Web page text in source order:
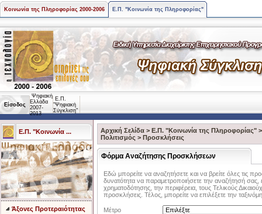
Κοινωνία της Πληροφορίας 2000-2006 Ε.Π. "Κοινωνία της Πληροφορίας"
Είσοδος
Ψηφιακή
Ελλάδα
2007-
2013
Ε.Π.
"Ψηφιακή
Σύγκλιση"
Ε.Π. "Κοινωνία ...
Άξονες Προτεραιότητας
Αρχική Σελίδα > Ε.Π. "Κοινωνία της Πληροφορίας"
Πολιτισμός > Προσκλήσεις
Φόρμα Αναζήτησης Προσκλήσεων
Εδώ μπορείτε να αναζητήσετε και να βρείτε όλες τις
δυνατότητα να παραμετροποιήσετε την αναζήτησή σας,
χρηματοδότησης, την περιφέρεια, τους Τελικούς
προσκλήσεις. Τέλος, μπορείτε να επιλέξετε την
Μέτρο